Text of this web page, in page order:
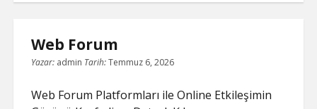
Web Forum
Yazar: admin Tarih:Temmuz 6, 2026
Web Forum Platformları ile Online Etkileşimin